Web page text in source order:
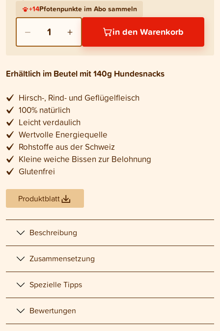
+14Pfotenpunkte im Abo sammeln
− 1 + in den Warenkorb
Erhältlich im Beutel mit 140g Hundesnacks
Hirsch-, Rind- und Geflügelfleisch
100% natürlich
Leicht verdaulich
Wertvolle Energiequelle
Rohstoffe aus der Schweiz
Kleine weiche Bissen zur Belohnung
Glutenfrei
Produktblatt
Beschreibung
Zusammensetzung
Spezielle Tipps
Bewertungen